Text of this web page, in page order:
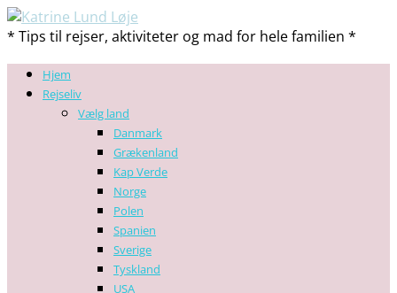
* Tips til rejser, aktiviteter og mad for hele familien *
Hjem
Rejseliv
Vælg land
Danmark
Grækenland
Kap Verde
Norge
Polen
Spanien
Sverige
Tyskland
USA